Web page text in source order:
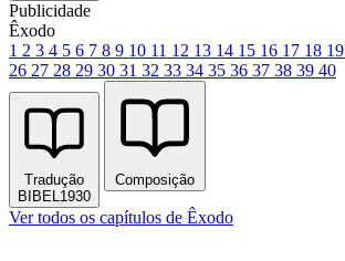
Publicidade
Êxodo
1 2 3 4 5 6 7 8 9 10 11 12 13 14 15 16 17 18 19
26 27 28 29 30 31 32 33 34 35 36 37 38 39 40
Tradução
BIBEL1930
Composição
Ver todos os capítulos de Êxodo